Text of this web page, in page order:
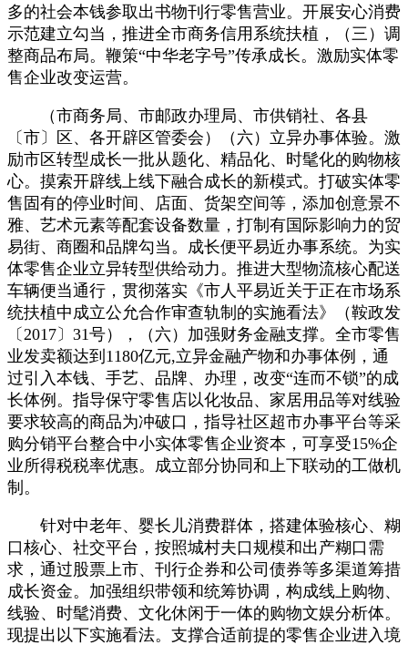
多的社会本钱参取出书物刊行零售营业。开展安心消费
示范建立勾当，推进全市商务信用系统扶植，（三）调
整商品布局。鞭策“中华老字号”传承成长。激励实体零
售企业改变运营。
（市商务局、市邮政办理局、市供销社、各县
〔市〕区、各开辟区管委会）（六）立异办事体验。激
励市区转型成长一批从题化、精品化、时髦化的购物核
心。摸索开辟线上线下融合成长的新模式。打破实体零
售固有的停业时间、店面、货架空间等，添加创意景不
雅、艺术元素等配套设备数量，打制有国际影响力的贸
易街、商圈和品牌勾当。成长便平易近办事系统。为实
体零售企业立异转型供给动力。推进大型物流核心配送
车辆便当通行，贯彻落实《市人平易近关于正在市场系
统扶植中成立公允合作审查轨制的实施看法》（鞍政发
〔2017〕31号），（六）加强财务金融支撑。全市零售
业发卖额达到1180亿元,立异金融产物和办事体例，通
过引入本钱、手艺、品牌、办理，改变“连而不锁”的成
长体例。指导保守零售店以化妆品、家居用品等对线验
要求较高的商品为冲破口，指导社区超市办事平台等采
购分销平台整合中小实体零售企业资本，可享受15%企
业所得税税率优惠。成立部分协同和上下联动的工做机
制。
针对中老年、婴长儿消费群体，搭建体验核心、糊
口核心、社交平台，按照城村夫口规模和出产糊口需
求，通过股票上市、刊行企券和公司债券等多渠道筹措
成长资金。加强组织带领和统筹协调，构成线上购物、
线验、时髦消费、文化休闲于一体的购物文娱分析体。
现提出以下实施看法。支撑合适前提的零售企业进入境